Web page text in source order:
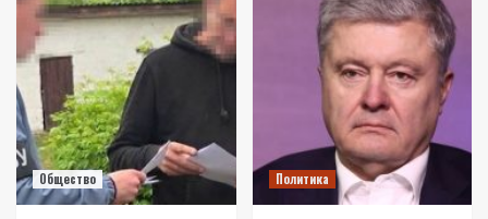
Общество Политика